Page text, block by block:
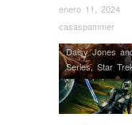
enero 11, 2024
casaspammer
Daisy Jones
Series, Star
Mandalorian